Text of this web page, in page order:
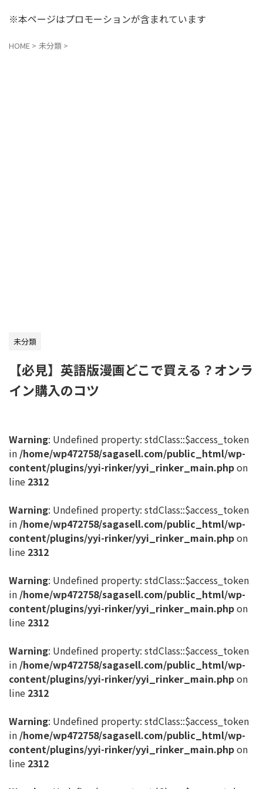
※本ページはプロモーションが含まれています
HOME > 未分類 >
未分類
【必見】英語版漫画どこで買える？オンラ
イン購入のコツ
Warning: Undefined property: stdClass::$access_token
in /home/wp472758/sagasell.com/public_html/wp-
content/plugins/yyi-rinker/yyi_rinker_main.phpon
line 2312
Warning: Undefined property: stdClass::$access_token
in /home/wp472758/sagasell.com/public_html/wp-
content/plugins/yyi-rinker/yyi_rinker_main.phpon
line 2312
Warning: Undefined property: stdClass::$access_token
in /home/wp472758/sagasell.com/public_html/wp-
content/plugins/yyi-rinker/yyi_rinker_main.phpon
line 2312
Warning: Undefined property: stdClass::$access_token
in /home/wp472758/sagasell.com/public_html/wp-
content/plugins/yyi-rinker/yyi_rinker_main.phpon
line 2312
Warning: Undefined property: stdClass::$access_token
in /home/wp472758/sagasell.com/public_html/wp-
content/plugins/yyi-rinker/yyi_rinker_main.phpon
line 2312